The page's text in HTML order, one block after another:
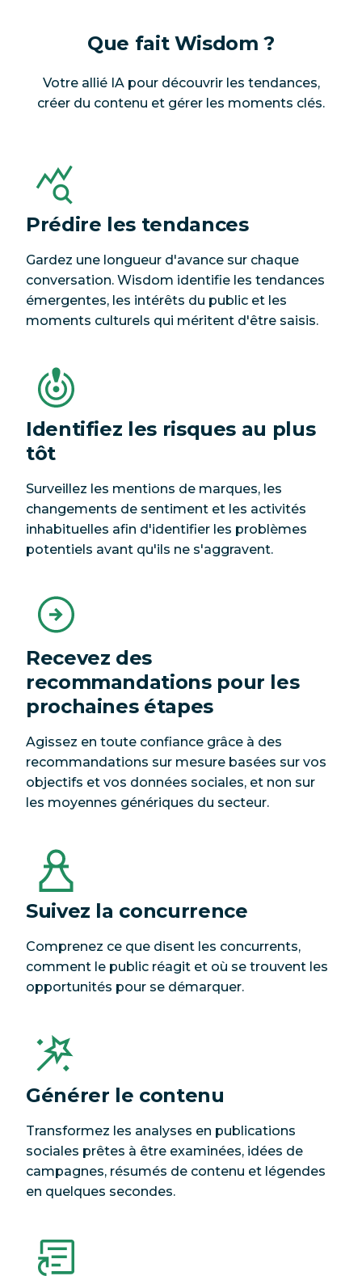
Que fait Wisdom ?
Votre allié IA pour découvrir les tendances,
créer du contenu et gérer les moments clés.
Prédire les tendances
Gardez une longueur d'avance sur chaque
conversation. Wisdom identifie les tendances
émergentes, les intérêts du public et les
moments culturels qui méritent d'être saisis.
Identifiez les risques au plus
tôt
Surveillez les mentions de marques, les
changements de sentiment et les activités
inhabituelles afin d'identifier les problèmes
potentiels avant qu'ils ne s'aggravent.
Recevez des
recommandations pour les
prochaines étapes
Agissez en toute confiance grâce à des
recommandations sur mesure basées sur vos
objectifs et vos données sociales, et non sur
les moyennes génériques du secteur.
Suivez la concurrence
Comprenez ce que disent les concurrents,
comment le public réagit et où se trouvent les
opportunités pour se démarquer.
Générer le contenu
Transformez les analyses en publications
sociales prêtes à être examinées, idées de
campagnes, résumés de contenu et légendes
en quelques secondes.